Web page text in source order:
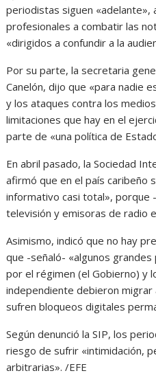
periodistas siguen «adelante»,
profesionales a combatir las
«dirigidos a confundir a la
Por su parte, la secretaria
Canelón, dijo que «para nadie
y los ataques contra los
limitaciones que hay en el
parte de «una política de
En abril pasado, la Sociedad
afirmó que en el país caribeño
informativo casi total», porque
televisión y emisoras de radio
Asimismo, indicó que no hay
que -señaló- «algunos
por el régimen (el Gobierno) y
independiente debieron
sufren bloqueos digitales
Según denunció la SIP, los
riesgo de sufrir «intimidación,
arbitrarias». /EFE